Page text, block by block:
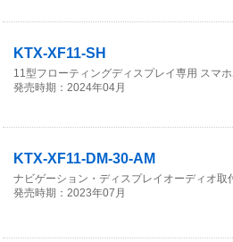
KTX-XF11-SH
11型フローティングディスプレイ専用 スマ
発売時期：2024年04月
KTX-XF11-DM-30-AM
ナビゲーション・ディスプレイオーディオ
発売時期：2023年07月